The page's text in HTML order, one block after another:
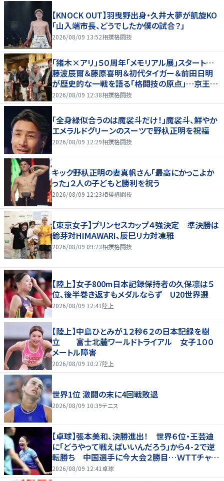
【KNOCK OUT】羽曳野出身・久井大夢が凱旋KO
「山入端市長、どうでしたか僕の試合？」
2026/08/09 13:52相撲格闘技
「猪木×アリ」５０周年「メモリアル展」スタート…
藤波辰爾＆藤原喜明＆初代タイガー＆前田日明
が歴史的な一戦を語る「格闘技の原点」…京王プ
ラザホテルで３１日まで
2026/08/09 12:38相撲格闘技
「全身緑似合うのは魔裟斗だけ！」魔裟斗、鮮やか
エメラルドグリーンのスーツで野杁正明を祝福
2026/08/09 12:29相撲格闘技
キック野杁正明の妻真帆さん「最高にかっこよか
った」２人の子どもと勝利を祝う
2026/08/09 12:23相撲格闘技
【東京女子】プリンセスカップ４強決定 準決勝は
鈴芽対HIMAWARI、辰巳リカ対凍雅
2026/08/09 09:23相撲格闘技
【陸上】女子800m日本記録保持者の久保凛は５
位、後半巻き返すもメダルならず U20世界選
2026/08/09 12:41 陸上
【陸上】中島ひとみが１２秒６２の日本記録を樹
立 富士北麓ワールドトライアル 女子１００
メートル障害
2026/08/09 10:27陸上
世界1位 激闘の末に4回戦敗退
2026/08/09 10:39テニス
【卓球】張本美和、決勝進出！ 世界６位・王芸迪
に「どうやって戦えばいいんだろう」から４-２で逆
転勝ち 中国選手に今大会２勝目…ＷＴＴチャン
ピオンズ横浜
2026/08/09 12:41 卓球